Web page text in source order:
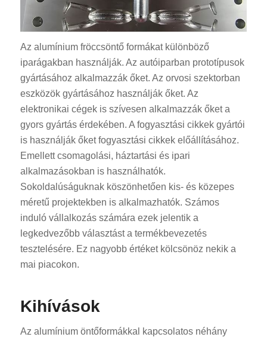
Az alumínium fröccsöntő formákat különböző
iparágakban használják. Az autóiparban prototípusok
gyártásához alkalmazzák őket. Az orvosi szektorban
eszközök gyártásához használják őket. Az
elektronikai cégek is szívesen alkalmazzák őket a
gyors gyártás érdekében. A fogyasztási cikkek gyártói
is használják őket fogyasztási cikkek előállításához.
Emellett csomagolási, háztartási és ipari
alkalmazásokban is használhatók.
Sokoldalúságuknak köszönhetően kis- és közepes
méretű projektekben is alkalmazhatók. Számos
induló vállalkozás számára ezek jelentik a
legkedvezőbb választást a termékbevezetés
tesztelésére. Ez nagyobb értéket kölcsönöz nekik a
mai piacokon.
Kihívások
Az alumínium öntőformákkal kapcsolatos néhány